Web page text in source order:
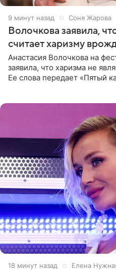
9 минут назад Соня Жарова
Волочкова заявила,
считает харизму
Анастасия Волочкова на
заявила, что харизма не
Ее слова передает «Пятый
18 минут назад Елена